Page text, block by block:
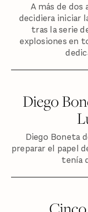
A más de dos
decidiera iniciar
tras la serie
explosiones en
Diego
Diego Boneta
preparar el papel
tenía